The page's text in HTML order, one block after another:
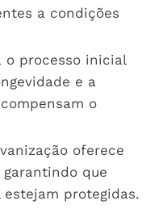
a condições
o processo inicial
e a
o
oferece
que
protegidas.